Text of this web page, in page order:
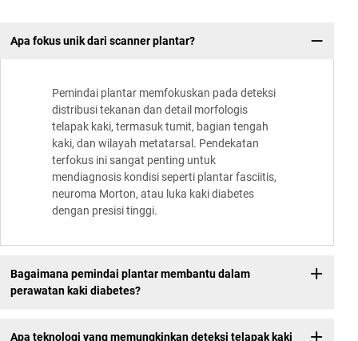
Apa fokus unik dari scanner plantar?
Pemindai plantar memfokuskan pada deteksi
distribusi tekanan dan detail morfologis
telapak kaki, termasuk tumit, bagian tengah
kaki, dan wilayah metatarsal. Pendekatan
terfokus ini sangat penting untuk
mendiagnosis kondisi seperti plantar fasciitis,
neuroma Morton, atau luka kaki diabetes
dengan presisi tinggi.
Bagaimana pemindai plantar membantu dalam
perawatan kaki diabetes?
Apa teknologi yang memungkinkan deteksi telapak kaki